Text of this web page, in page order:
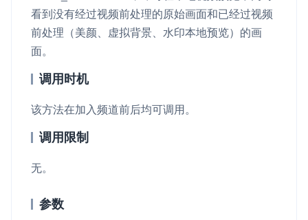
看到没有经过视频前处理的原始画面和已经过视频
前处理（美颜、虚拟背景、水印本地预览）的画
面。
调用时机
该方法在加入频道前后均可调用。
调用限制
无。
参数